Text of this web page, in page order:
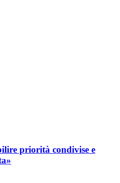
priorità condivise e